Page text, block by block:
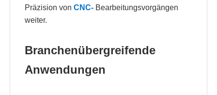
Präzision von CNC- Bearbeitungsvorgängen
weiter.
Branchenübergreifende
Anwendungen